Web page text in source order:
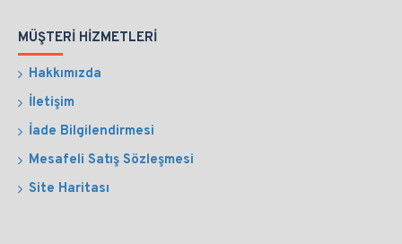
MÜŞTERI HIZMETLERI
Hakkımızda
İletişim
İade Bilgilendirmesi
Mesafeli Satış Sözleşmesi
Site Haritası